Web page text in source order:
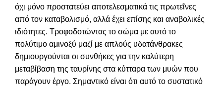
όχι μόνο προστατεύει αποτελεσματικά τις πρωτεΐνες
από τον καταβολισμό, αλλά έχει επίσης και αναβολικές
ιδιότητες. Τροφοδοτώντας το σώμα με αυτό το
πολύτιμο αμινοξύ μαζί με απλούς υδατάνθρακες
δημιουργούνται οι συνθήκες για την καλύτερη
μεταβίβαση της ταυρίνης στα κύτταρα των μυών που
παράγουν έργο. Σημαντικό είναι ότι αυτό το συστατικό